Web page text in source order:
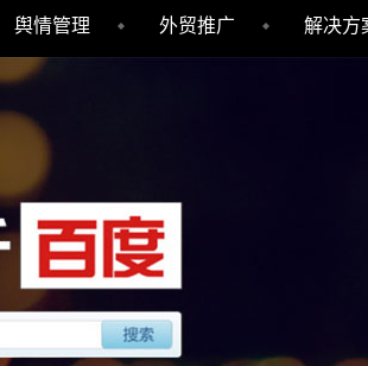
舆情管理 外贸推广 解决方